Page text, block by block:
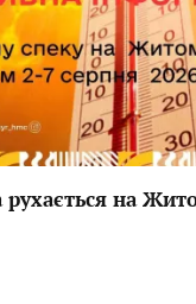
рухається на